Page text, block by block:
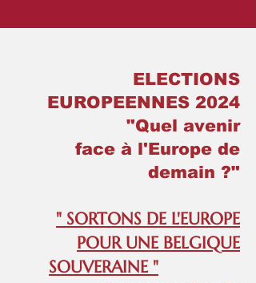
ELECTIONS
EUROPEENNES 2024
"Quel avenir
face à l'Europe de
demain ?"
" SORTONS DE L'EUROPE
POUR UNE BELGIQUE
SOUVERAINE "